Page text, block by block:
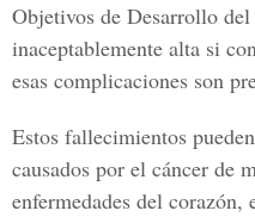
Objetivos de Desarrollo
inaceptablemente alta si
esas complicaciones son
Estos fallecimientos
causados por el cáncer de
enfermedades del